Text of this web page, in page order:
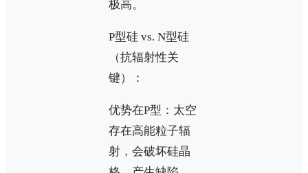
极高。
P型硅 vs. N型硅
（抗辐射性关
键）：
优势在P型：太空
存在高能粒子辐
射，会破坏硅晶